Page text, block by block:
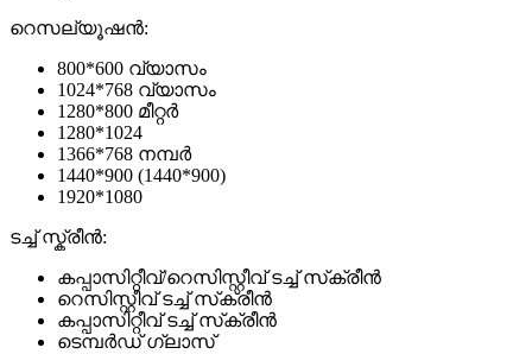
റെസല്യൂഷൻ:
800*600 വ്യാസം
1024*768 വ്യാസം
1280*800 മീറ്റർ
1280*1024
1366*768 നമ്പർ
1440*900 (1440*900)
1920*1080
ടച്ച് സ്ക്രീൻ:
കപ്പാസിറ്റീവ്/റെസിസ്റ്റീവ് ടച്ച് സ്‌ക്രീൻ
റെസിസ്റ്റീവ് ടച്ച് സ്‌ക്രീൻ
കപ്പാസിറ്റീവ് ടച്ച് സ്‌ക്രീൻ
ടെമ്പർഡ് ഗ്ലാസ്